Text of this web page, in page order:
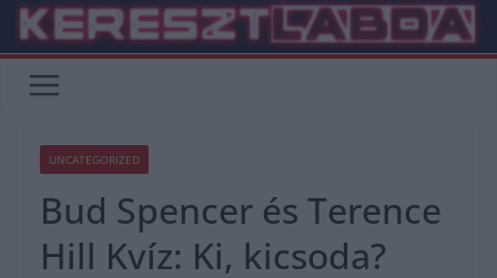
Skip
content
UNCATEGORIZED
Bud Spencer és Terence
Hill Kvíz: Ki, kicsoda?